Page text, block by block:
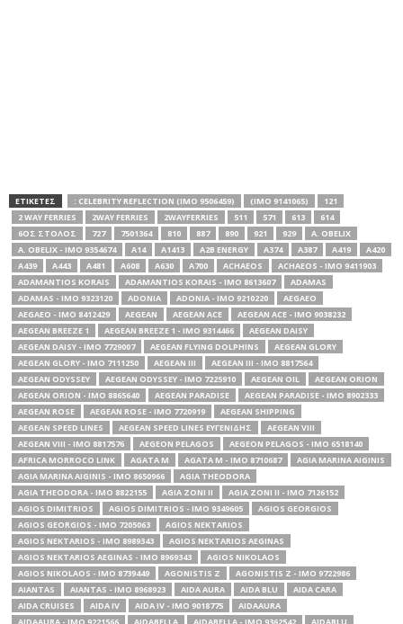
ΕΤΙΚΕΤΕΣ : CELEBRITY REFLECTION (IMO 9506459) (IMO 9141065)
121
2 WAY FERRIES
2WAY FERRIES 2WAYFERRIES 511 571 613
614
6ΟΣ ΣΤΟΛΟΣ
727 7501364 810 887 890 921 929
A. OBELIX
A. OBELIX - IMO 9354674
A14 A1413 A2B ENERGY A374 A387 A419
A420
A439
A443 A481 A608 A630 A700 ACHAEOS
ACHAEOS - IMO 9411903
ADAMANTIOS KORAIS
ADAMANTIOS KORAIS - IMO 8613607
ADAMAS
ADAMAS - IMO 9323120
ADONIA ADONIA - IMO 9210220
AEGAEO
AEGAEO - IMO 8412429
AEGEAN AEGEAN ACE
AEGEAN ACE - IMO 9038232
AEGEAN BREEZE 1
AEGEAN BREEZE 1 - IMO 9314466
AEGEAN DAISY
AEGEAN DAISY - IMO 7729007
AEGEAN FLYING DOLPHINS
AEGEAN GLORY
AEGEAN GLORY - IMO 7111250
AEGEAN III
AEGEAN III - IMO 8817564
AEGEAN ODYSSEY
AEGEAN ODYSSEY - IMO 7225910 AEGEAN OIL
AEGEAN ORION
AEGEAN ORION - IMO 8865640
AEGEAN PARADISE
AEGEAN PARADISE - IMO 8902333
AEGEAN ROSE
AEGEAN ROSE - IMO 7720919
AEGEAN SHIPPING
AEGEAN SPEED LINES
AEGEAN SPEED LINES ΕΥΓΕΝΙΔΗΣ
AEGEAN VIII
AEGEAN VIII - IMO 8817576
AEGEON PELAGOS
AEGEON PELAGOS - IMO 6518140
AFRICA MORROCO LINK
AGATA M AGATA M - IMO 8710687
AGIA MARINA AIGINIS
AGIA MARINA AIGINIS - IMO 8650966
AGIA THEODORA
AGIA THEODORA - IMO 8822155
AGIA ZONI II
AGIA ZONI II - IMO 7126152
AGIOS DIMITRIOS
AGIOS DIMITRIOS - IMO 9349605
AGIOS GEORGIOS
AGIOS GEORGIOS - IMO 7205063
AGIOS NEKTARIOS
AGIOS NEKTARIOS - IMO 8989343
AGIOS NEKTARIOS AEGINAS
AGIOS NEKTARIOS AEGINAS - IMO 8969343
AGIOS NIKOLAOS
AGIOS NIKOLAOS - IMO 8739449
AGONISTIS Z
AGONISTIS Z - IMO 9722986
AIANTAS
AIANTAS - IMO 8968923 AIDA AURA AIDA BLU
AIDA CARA
AIDA CRUISES
AIDA IV AIDA IV - IMO 9018775
AIDAAURA
AIDAAURA - IMO 9221566
AIDABELLA AIDABELLA - IMO 9362542
AIDABLU